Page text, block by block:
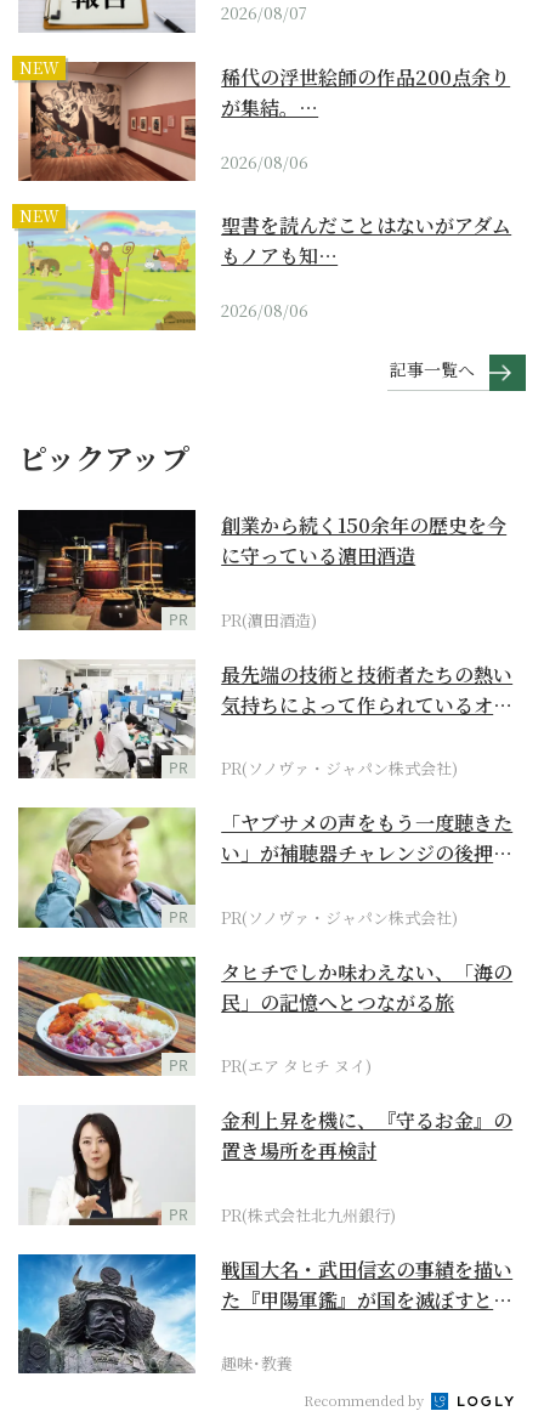
2026/08/07
NEW
稀代の浮世絵師の作品200点余り
が集結。…
2026/08/06
NEW
聖書を読んだことはないがアダム
もノアも知…
2026/08/06
記事一覧へ
ピックアップ
PR
創業から続く150余年の歴史を今
に守っている濵田酒造
PR(濵田酒造)
PR
最先端の技術と技術者たちの熱い
気持ちによって作られているオー
PR(ソノヴァ・ジャパン株式会社)
PR
「ヤブサメの声をもう一度聴きた
い」が補聴器チャレンジの後押し
PR(ソノヴァ・ジャパン株式会社)
PR
タヒチでしか味わえない、「海の
民」の記憶へとつながる旅
PR(エア タヒチ ヌイ)
PR
金利上昇を機に、『守るお金』の
置き場所を再検討
PR(株式会社北九州銀行)
戦国大名・武田信玄の事績を描い
た『甲陽軍鑑』が国を滅ぼすとし
趣味･教養
Recommended by